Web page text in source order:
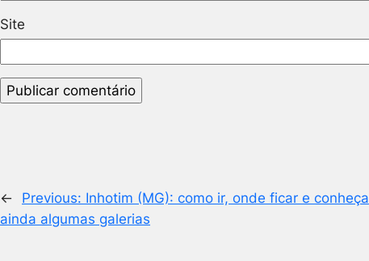
Site
← Previous: Inhotim (MG): como ir, onde ficar e conheça
ainda algumas galerias